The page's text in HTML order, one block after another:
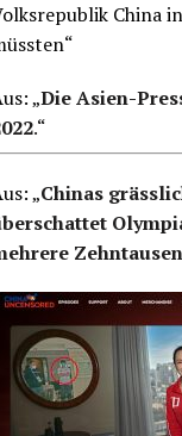
China
„Die Asien-
.“
„Chinas